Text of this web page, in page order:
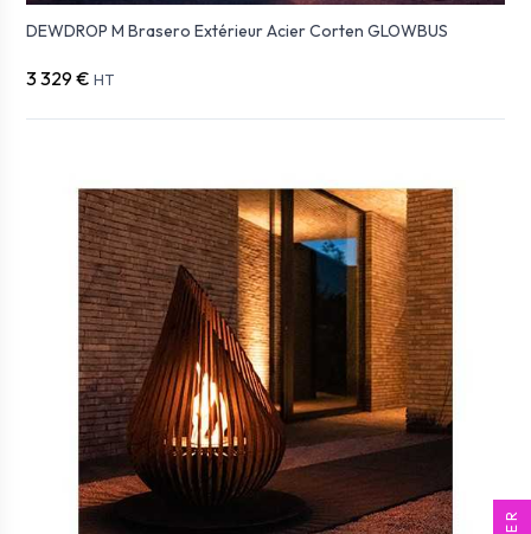
DEWDROP M Brasero Extérieur Acier Corten GLOWBUS
3 329 € HT